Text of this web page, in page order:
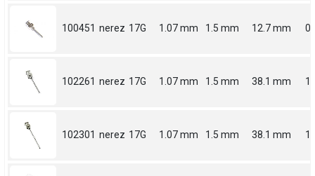
100451 nerez 17G 1.07 mm 1.5 mm 12.7 mm
102261 nerez 17G 1.07 mm 1.5 mm 38.1 mm
102301 nerez 17G 1.07 mm 1.5 mm 38.1 mm